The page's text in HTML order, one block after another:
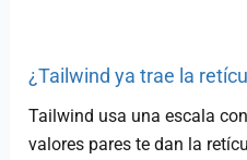
¿Tailwind ya trae la
Tailwind usa una escala
valores pares te dan la